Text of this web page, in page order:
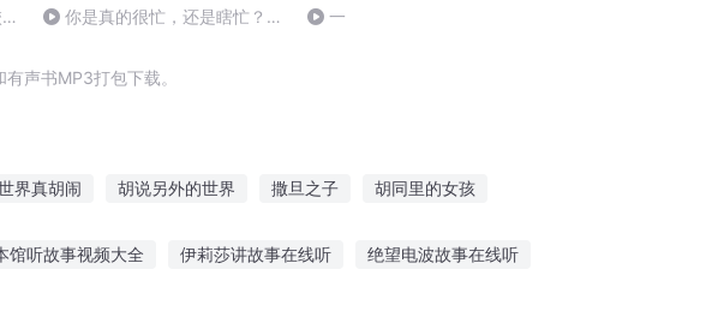
你是真的很忙，还是瞎忙？把
一
声书MP3打包下载。
界真胡闹 胡说另外的世界 撒旦之子 胡同里的女孩
馆听故事视频大全 伊莉莎讲故事在线听 绝望电波故事在线听